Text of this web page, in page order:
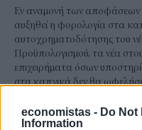
economistas - Do Not
Information
Εν αναμονή των αποφάσεων
αυξηθεί η φορολογία στα
αυτοχρηματοδότησης του
Προϋπολογισμού, τα νέα
επιχειρήματα όσων
στα καπνικά δεν θα
ΓΙΩΡΓΟΣ ΠΑΠΠΟΥΣ/ 06 Αυγ 2026